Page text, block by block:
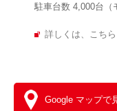
駐車台数 4,000台（
詳しくは、こちら
Google マップで